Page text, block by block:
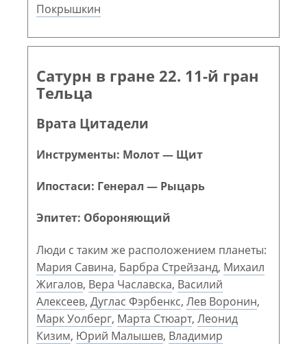
Покрышкин
Сатурн в гране 22. 11-й гран
Тельца
Врата Цитадели
Инструменты: Молот — Щит
Ипостаси: Генерал — Рыцарь
Эпитет: Обороняющий
Люди с таким же расположением планеты:
Мария Савина, Барбра Стрейзанд, Михаил
Жигалов, Вера Чаславска, Василий
Алексеев, Дуглас Фэрбенкс, Лев Воронин,
Марк Уолберг, Марта Стюарт, Леонид
Кизим, Юрий Малышев, Владимир